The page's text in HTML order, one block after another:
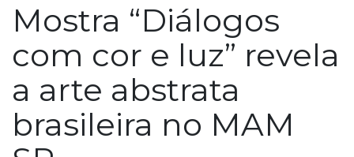
Mostra “Diálogos
com cor e luz” revela
a arte abstrata
brasileira no MAM